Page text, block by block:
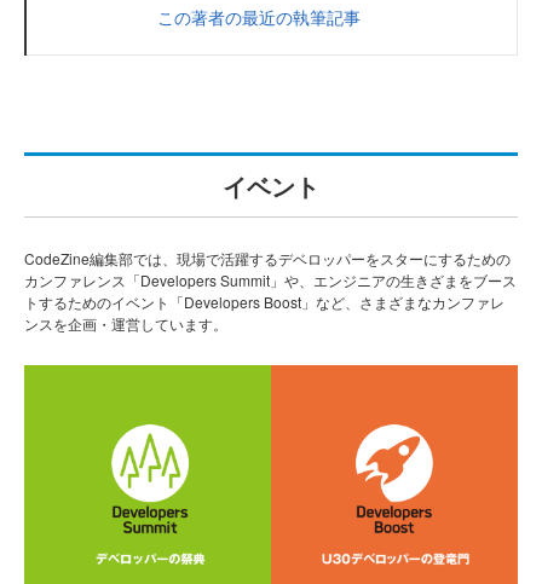
この著者の最近の執筆記事
イベント
CodeZine編集部では、現場で活躍するデベロッパーをスターにするための
カンファレンス「Developers Summit」や、エンジニアの生きざまをブース
トするためのイベント「Developers Boost」など、さまざまなカンファレ
ンスを企画・運営しています。